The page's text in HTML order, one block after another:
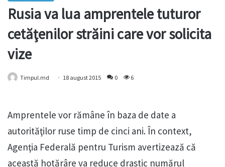
Rusia va lua amprentele tuturor
cetăţenilor străini care vor solicita
vize
Timpul.md 18 august 2015 0 6
Amprentele vor rămâne în baza de date a
autorităţilor ruse timp de cinci ani. În context,
Agenţia Federală pentru Turism avertizează că
această hotărâre va reduce drastic numărul